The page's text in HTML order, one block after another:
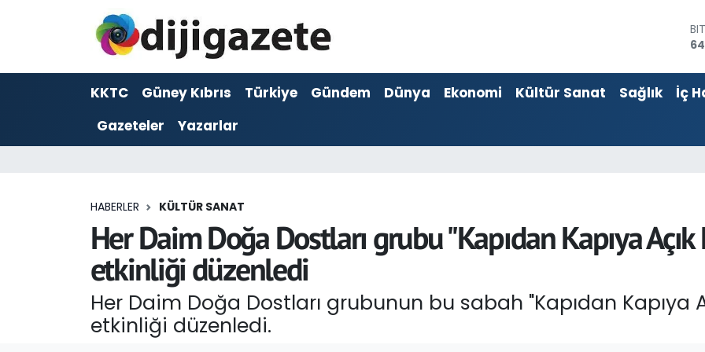
KKTC Güney Kıbrıs Türkiye Gündem Dünya Ekonomi Kültür Sanat Sağlık İç
Gazeteler
Yazarlar
HABERLER KÜLTÜR SANAT
Her Daim Doğa Dostları grubu "Kapıdan Kapıya
etkinliği düzenledi
Her Daim Doğa Dostları grubunun bu sabah "Kapıdan Kapıya
etkinliği düzenledi.
ADVERTORIAL
Dijigazete
Foto Galeri
Hava Durumu
Trafik Durumu
Haber Arşivi